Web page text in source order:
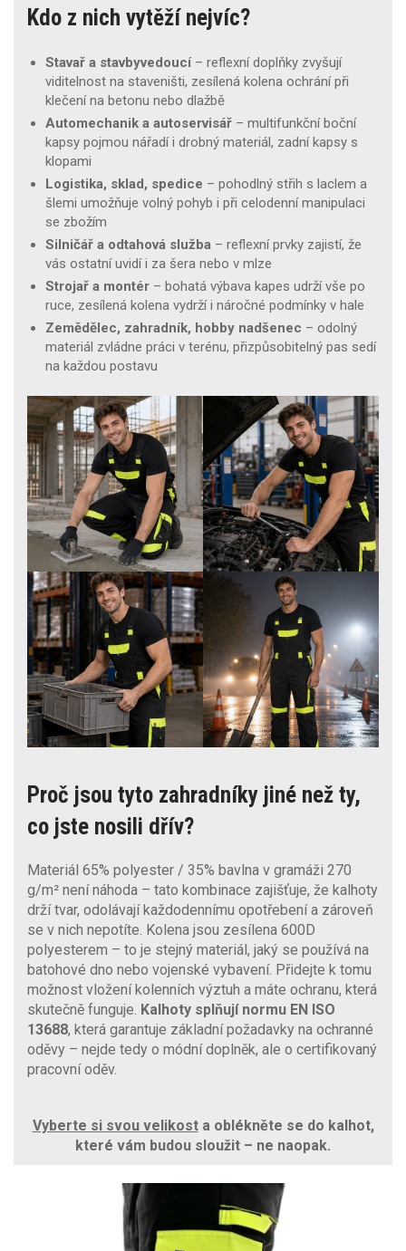
Kdo z nich vytěží nejvíc?
Stavař a stavbyvedoucí– reflexní doplňky zvyšují
viditelnost na staveništi, zesílená kolena ochrání při
klečení na betonu nebo dlažbě
Automechanik a autoservisář – multifunkční boční
kapsy pojmou nářadí i drobný materiál, zadní kapsy s
klopami
Logistika, sklad, spedice – pohodlný střih s laclem a
šlemi umožňuje volný pohyb i při celodenní manipulaci
se zbožím
Silničář a odtahová služba – reflexní prvky zajistí, že
vás ostatní uvidí i za šera nebo v mlze
Strojař a montér – bohatá výbava kapes udrží vše po
ruce, zesílená kolena vydrží i náročné podmínky v hale
Zemědělec, zahradník, hobby nadšenec – odolný
materiál zvládne práci v terénu, přizpůsobitelný pas sedí
na každou postavu
Proč jsou tyto zahradníky jiné než ty,
co jste nosili dřív?
Materiál 65% polyester / 35% bavlna v gramáži 270
g/m² není náhoda – tato kombinace zajišťuje, že kalhoty
drží tvar, odolávají každodennímu opotřebení a zároveň
se v nich nepotíte. Kolena jsou zesílena 600D
polyesterem – to je stejný materiál, jaký se používá na
batohové dno nebo vojenské vybavení. Přidejte k tomu
možnost vložení kolenních výztuh a máte ochranu, která
skutečně funguje. Kalhoty splňují normu EN ISO
13688, která garantuje základní požadavky na ochranné
oděvy – nejde tedy o módní doplněk, ale o certifikovaný
pracovní oděv.
Vyberte si svou velikosta oblékněte se do kalhot,
které vám budou sloužit – ne naopak.